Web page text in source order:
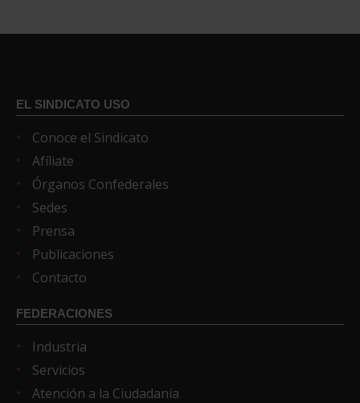
EL SINDICATO USO
Conoce el Sindicato
Afíliate
Órganos Confederales
Sedes
Prensa
Publicaciones
Contacto
FEDERACIONES
Industria
Servicios
Atención a la Ciudadanía